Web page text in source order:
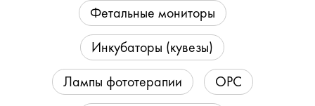
Фетальные мониторы
Инкубаторы (кувезы)
Лампы фототерапии
ОРС